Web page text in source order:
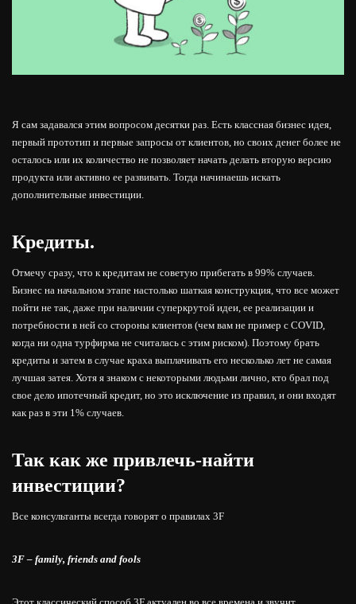
Я сам задавался этим вопросом десятки раз. Есть классная бизнес идея,
первый прототип и первые запросы от клиентов, но своих денег более не
осталось или их количество не позволяет начать делать вторую версию
продукта или активно ее развивать. Тогда начинаешь искать
дополнительные инвестиции.
Кредиты.
Отмечу сразу, что к кредитам не советую прибегать в 99% случаев.
Бизнес на начальном этапе настолько шаткая конструкция, что все может
пойти не так, даже при наличии суперкрутой идеи, ее реализации и
потребности в ней со стороны клиентов (чем вам не пример с COVID,
когда ни одна турфирма не считалась с этим риском). Поэтому брать
кредиты и затем в случае краха выплачивать его несколько лет не самая
лучшая затея. Хотя я знаком с некоторыми людьми лично, кто брал под
свое дело ипотечный кредит, но это исключение из правил, и они входят
как раз в эти 1% случаев.
Так как же привлечь-найти
инвестиции?
Все консультанты всегда говорят о правилах 3F
3F – family, friends and fools